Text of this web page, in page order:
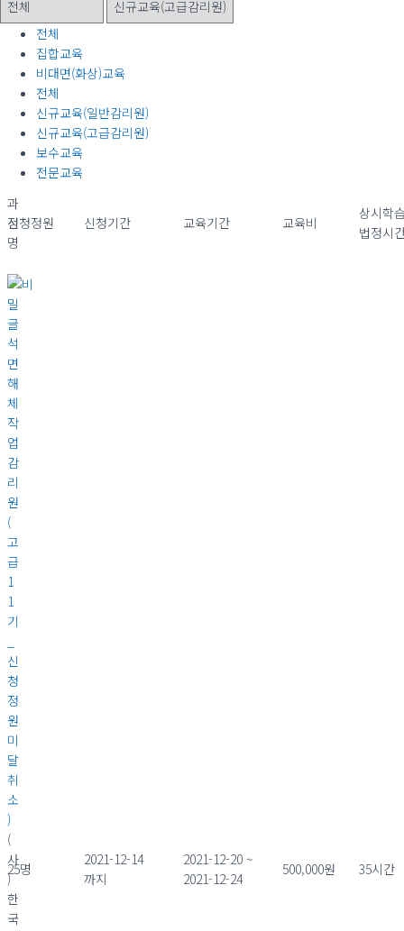
전체
집합교육
비대면(화상)교육
전체
신규교육(일반감리원)
신규교육(고급감리원)
보수교육
전문교육
과
정
명
신청정원 신청기간 교육기간 교육비
상시학
법정시
석
면
해
체
작
업
감
리
원
(
고
급
1
1
기
신
청
정
원
미
달
취
소
)
(
사
)
한
국
25명
2021-12-14
까지
2021-12-20 ~
2021-12-24
500,000원 35시간